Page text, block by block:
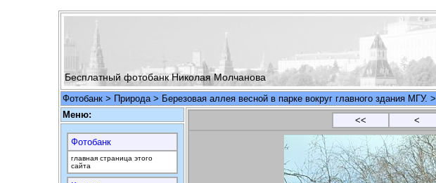
Бесплатный фотобанк Николая Молчанова
Фотобанк > Природа> Березовая аллея весной в парке вокруг главного здания МГУ. >
Меню:
<< <
Фотобанк
главная страница этого
сайта